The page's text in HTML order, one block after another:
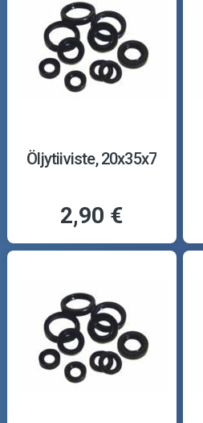
Öljytiiviste, 20x35x7
2,90 €